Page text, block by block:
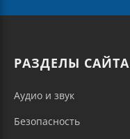
РАЗДЕЛЫ САЙТА
Аудио и звук
Безопасность